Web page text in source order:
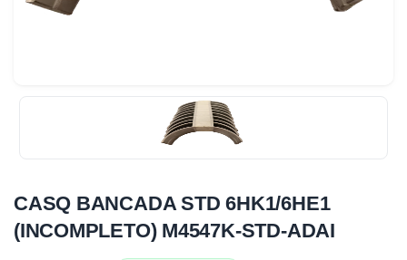
CASQ BANCADA STD 6HK1/6HE1
(INCOMPLETO) M4547K-STD-ADAI